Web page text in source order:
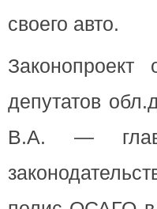
своего авто.
Законопроект
депутатов
В.А. —